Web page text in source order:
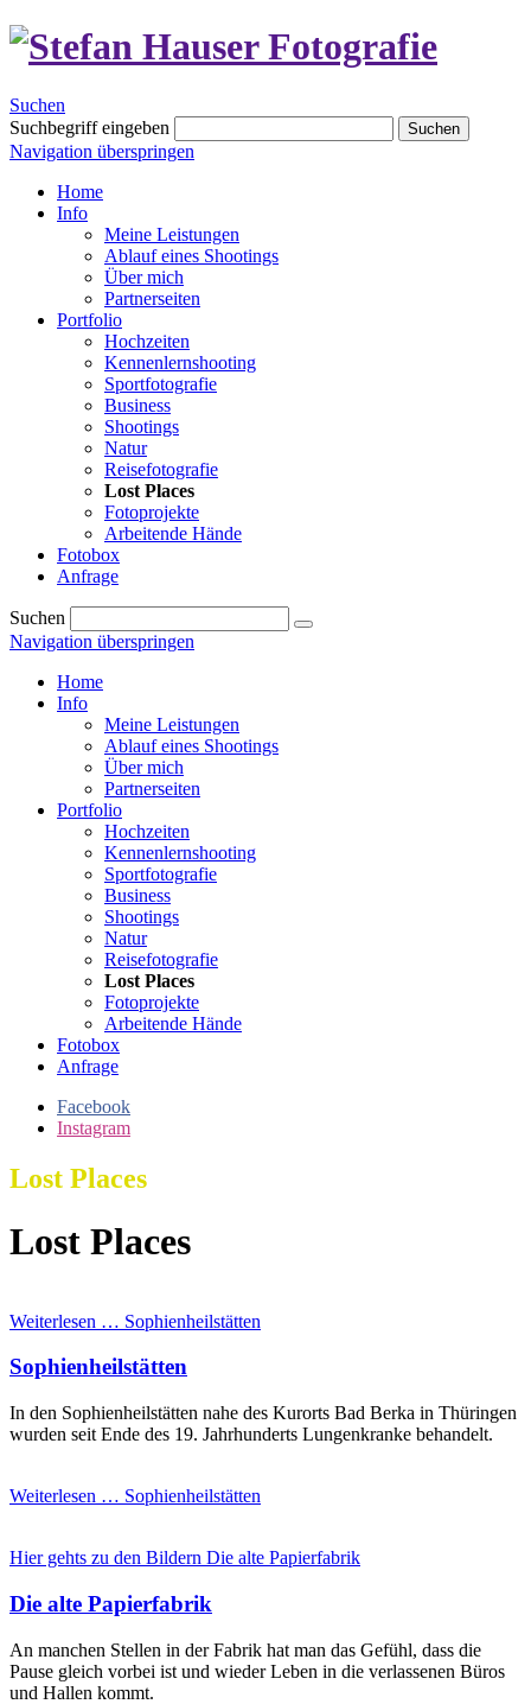
Suchen
Suchbegriff eingeben
Suchen
Navigation überspringen
Home
Info
Meine Leistungen
Ablauf eines Shootings
Über mich
Partnerseiten
Portfolio
Hochzeiten
Kennenlernshooting
Sportfotografie
Business
Shootings
Natur
Reisefotografie
Lost Places
Fotoprojekte
Arbeitende Hände
Fotobox
Anfrage
Suchen
Navigation überspringen
Home
Info
Meine Leistungen
Ablauf eines Shootings
Über mich
Partnerseiten
Portfolio
Hochzeiten
Kennenlernshooting
Sportfotografie
Business
Shootings
Natur
Reisefotografie
Lost Places
Fotoprojekte
Arbeitende Hände
Fotobox
Anfrage
Facebook
Instagram
Lost Places
Lost Places
Weiterlesen … Sophienheilstätten
Sophienheilstätten
In den Sophienheilstätten nahe des Kurorts Bad Berka in Thüringen
wurden seit Ende des 19. Jahrhunderts Lungenkranke behandelt.
Weiterlesen … Sophienheilstätten
Hier gehts zu den Bildern Die alte Papierfabrik
Die alte Papierfabrik
An manchen Stellen in der Fabrik hat man das Gefühl, dass die
Pause gleich vorbei ist und wieder Leben in die verlassenen Büros
und Hallen kommt.